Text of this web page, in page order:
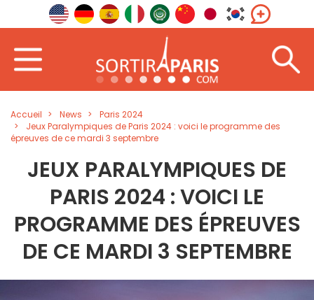
Accueil News
Paris 2024
Jeux Paralympiques de Paris 2024 : voici le programme des
épreuves de ce mardi 3 septembre
JEUX PARALYMPIQUES DE
PARIS 2024 : VOICI LE
PROGRAMME DES ÉPREUVES
DE CE MARDI 3 SEPTEMBRE